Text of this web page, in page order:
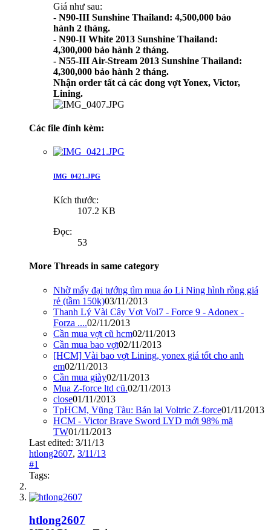
Giá như sau:
- N90-III Sunshine Thailand: 4,500,000 bảo
hành 2 tháng.
- N90-II White 2013 Sunshine Thailand:
4,300,000 bảo hành 2 tháng.
- N55-III Air-Stream 2013 Sunshine Thailand:
4,300,000 bảo hành 2 tháng.
Nhận order tất cả các dong vợt Yonex, Victor,
Lining.
Các file đính kèm:
IMG_0421.JPG
Kích thước:
107.2 KB
Đọc:
53
More Threads in same category
Nhờ mấy đại tướng tìm mua áo Li Ning hình rồng giá
rẻ (tầm 150k)03/11/2013
Thanh Lý Vài Cây Vợt Vol7 - Force 9 - Adonex -
Forza ....02/11/2013
Cần mua vợt cũ hcm02/11/2013
Cần mua bao vợt02/11/2013
[HCM] Vài bao vợt Lining, yonex giá tốt cho anh
em02/11/2013
Cần mua giày02/11/2013
Mua Z-force ltd cũ.02/11/2013
close01/11/2013
TpHCM, Vũng Tàu: Bán lại Voltric Z-force01/11/2013
HCM - Victor Brave Sword LYD mới 98% mã
TW01/11/2013
Last edited: 3/11/13
htlong2607, 3/11/13
#1
Tags:
htlong2607